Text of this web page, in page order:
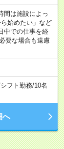
間は施設によっ
始めたい」など
中での仕事を経
要な場合も遠慮
シフト勤務/10名
へ